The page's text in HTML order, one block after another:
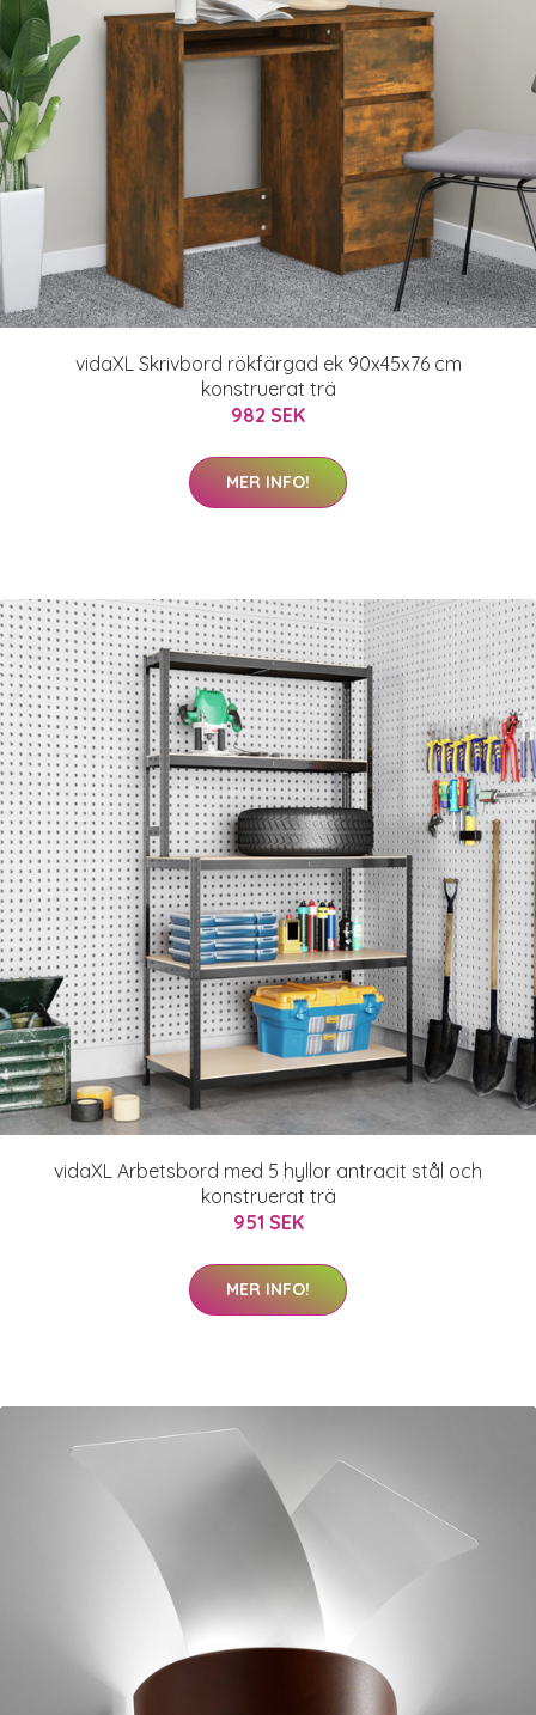
vidaXL Skrivbord rökfärgad ek 90x45x76 cm
konstruerat trä
982 SEK
MER INFO!
vidaXL Arbetsbord med 5 hyllor antracit stål och
konstruerat trä
951 SEK
MER INFO!